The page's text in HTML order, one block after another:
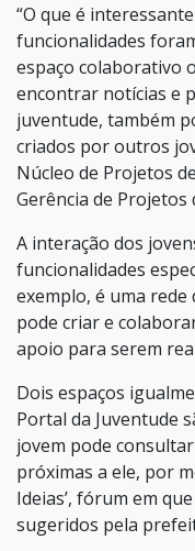
“O que é
funcionalidades
espaço colaborativo
encontrar notícias e
juventude, também
criados por outros
Núcleo de Projetos
Gerência de Projetos
A interação dos
funcionalidades
exemplo, é uma
pode criar e
apoio para serem
Dois espaços
Portal da Juventude
jovem pode
próximas a ele, por
Ideias’, fórum em
sugeridos pela